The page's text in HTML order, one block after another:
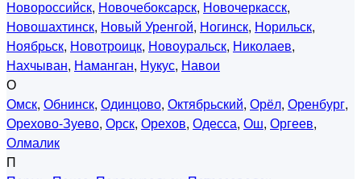
Новороссийск, Новочебоксарск, Новочеркасск,
Новошахтинск, Новый Уренгой, Ногинск, Норильск,
Ноябрьск, Новотроицк, Новоуральск, Николаев,
Нахчыван, Наманган, Нукус, Навои
О
Омск, Обнинск, Одинцово, Октябрьский, Орёл, Оренбург,
Орехово-Зуево, Орск, Орехов, Одесса, Ош, Оргеев,
Олмалик
П